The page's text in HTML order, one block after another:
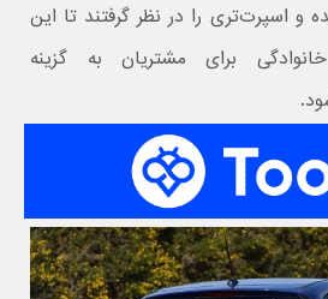
و اسپرت‌تری را در نظر گرفتند تا این
برای مشتریان به گزینه